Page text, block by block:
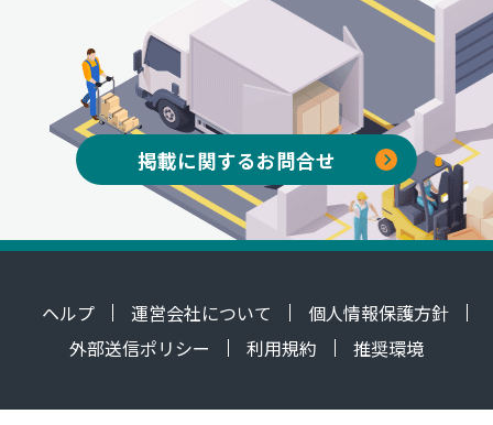
掲載に関するお問合せ
ヘルプ 運営会社について
個人情報保護方針
外部送信ポリシー
利用規約 推奨環境